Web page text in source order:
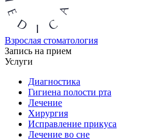
Взрослая стоматология
Запись на прием
Услуги
Диагностика
Гигиена полости рта
Лечение
Хирургия
Исправление прикуса
Лечение во сне